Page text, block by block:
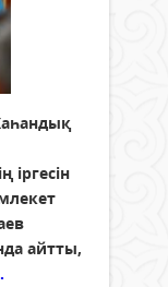
іргесін
айтты,